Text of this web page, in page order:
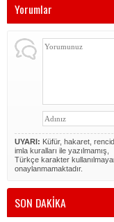
Yorumlar
UYARI: Küfür, hakaret,
imla kuralları ile yazılmamış,
Türkçe karakter
onaylanmamaktadır.
SON DAKİKA